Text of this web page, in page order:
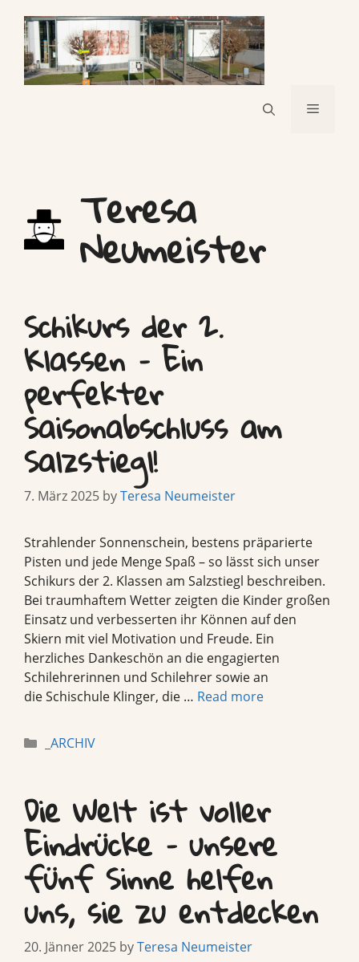
content
Menu
Teresa
Neumeister
Schikurs der 2.
Klassen – Ein
perfekter
Saisonabschluss am
Salzstiegl!
7. März 2025 byTeresa Neumeister
Strahlender Sonnenschein, bestens präparierte
Pisten und jede Menge Spaß – so lässt sich unser
Schikurs der 2. Klassen am Salzstiegl beschreiben.
Bei traumhaftem Wetter zeigten die Kinder großen
Einsatz und verbesserten ihr Können auf den
Skiern mit viel Motivation und Freude. Ein
herzliches Dankeschön an die engagierten
Schilehrerinnen und Schilehrer sowie an
die Schischule Klinger, die … Read more
Categories
_ARCHIV
Die Welt ist voller
Eindrücke – unsere
fünf Sinne helfen
uns, sie zu entdecken
20. Jänner 2025 byTeresa Neumeister